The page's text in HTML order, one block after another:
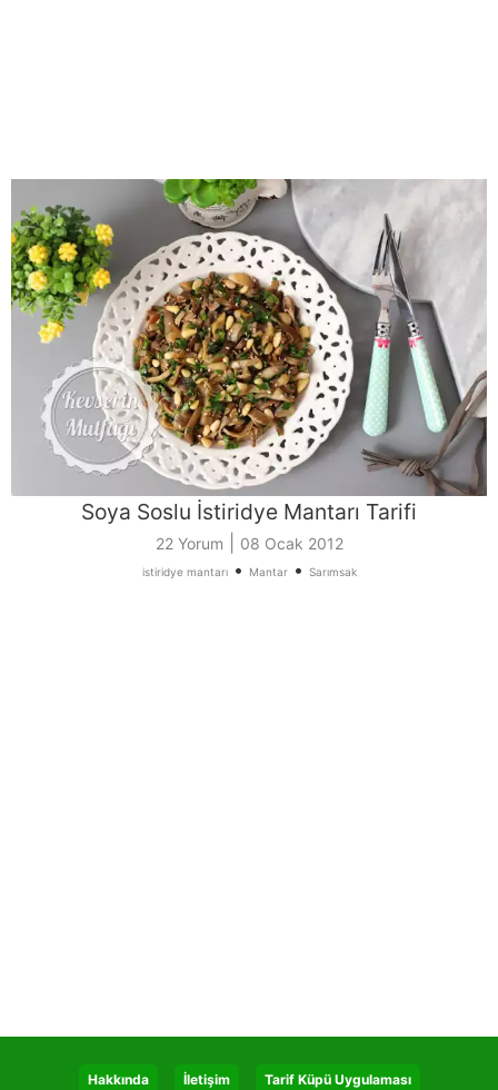
Soya Soslu İstiridye Mantarı Tarifi
22 Yorum 08 Ocak 2012
istiridye mantarı• Mantar• Sarımsak
Hakkında İletişim Tarif Küpü Uygulaması